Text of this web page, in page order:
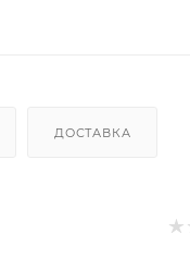
ДОСТАВКА